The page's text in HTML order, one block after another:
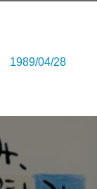
04/28